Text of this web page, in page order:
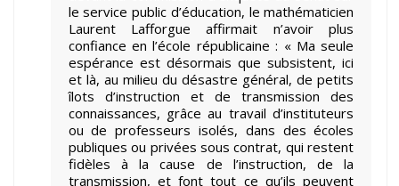
le service public d’éducation, le mathématicien
Laurent Lafforgue affirmait n’avoir plus
confiance en l’école républicaine : « Ma seule
espérance est désormais que subsistent, ici
et là, au milieu du désastre général, de petits
îlots d’instruction et de transmission des
connaissances, grâce au travail d’instituteurs
ou de professeurs isolés, dans des écoles
publiques ou privées sous contrat, qui restent
fidèles à la cause de l’instruction, de la
transmission, et font tout ce qu’ils peuvent